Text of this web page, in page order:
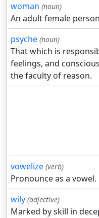
woman (noun)
An adult female
psyche (noun)
That which is
feelings, and
the faculty of reason.
vowelize (verb)
Pronounce as a vowel.
wily (adjective)
Marked by skill in